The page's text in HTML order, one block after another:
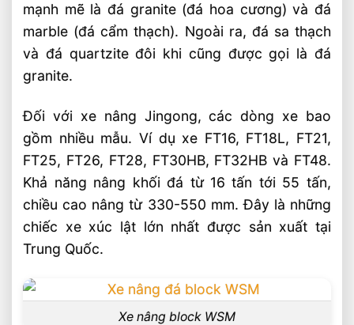
mạnh mẽ là đá granite (đá hoa cương) và đá
marble (đá cẩm thạch). Ngoài ra, đá sa thạch
và đá quartzite đôi khi cũng được gọi là đá
granite.
Đối với xe nâng Jingong, các dòng xe bao
gồm nhiều mẫu. Ví dụ xe FT16, FT18L, FT21,
FT25, FT26, FT28, FT30HB, FT32HB và FT48.
Khả năng nâng khối đá từ 16 tấn tới 55 tấn,
chiều cao nâng từ 330-550 mm. Đây là những
chiếc xe xúc lật lớn nhất được sản xuất tại
Trung Quốc.
Xe nâng block WSM